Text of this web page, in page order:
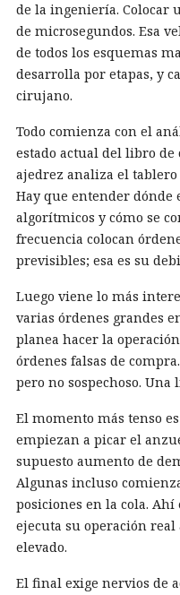
de la ingeniería. Colocar
de microsegundos. Esa
de todos los esquemas
desarrolla por etapas, y
cirujano.
Todo comienza con el
estado actual del libro
ajedrez analiza el
Hay que entender dónde
algorítmicos y cómo se
frecuencia colocan
previsibles; esa es su
Luego viene lo más
varias órdenes grandes
planea hacer la
órdenes falsas de
pero no sospechoso.
El momento más tenso
empiezan a picar el
supuesto aumento de
Algunas incluso
posiciones en la cola.
ejecuta su operación
elevado.
El final exige nervios de